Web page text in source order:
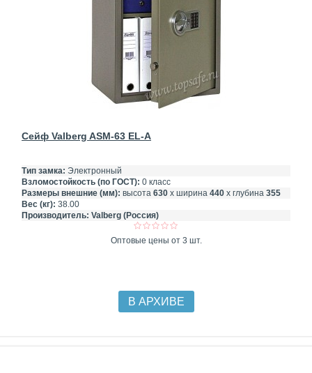
Сейф Valberg ASM-63 EL-A
Тип замка: Электронный
Взломостойкость (по ГОСТ): 0 класс
Размеры внешние (мм): высота 630 х ширина 440 х глубина 355
Вес (кг): 38.00
Производитель: Valberg (Россия)
Оптовые цены от 3 шт.
В АРХИВЕ